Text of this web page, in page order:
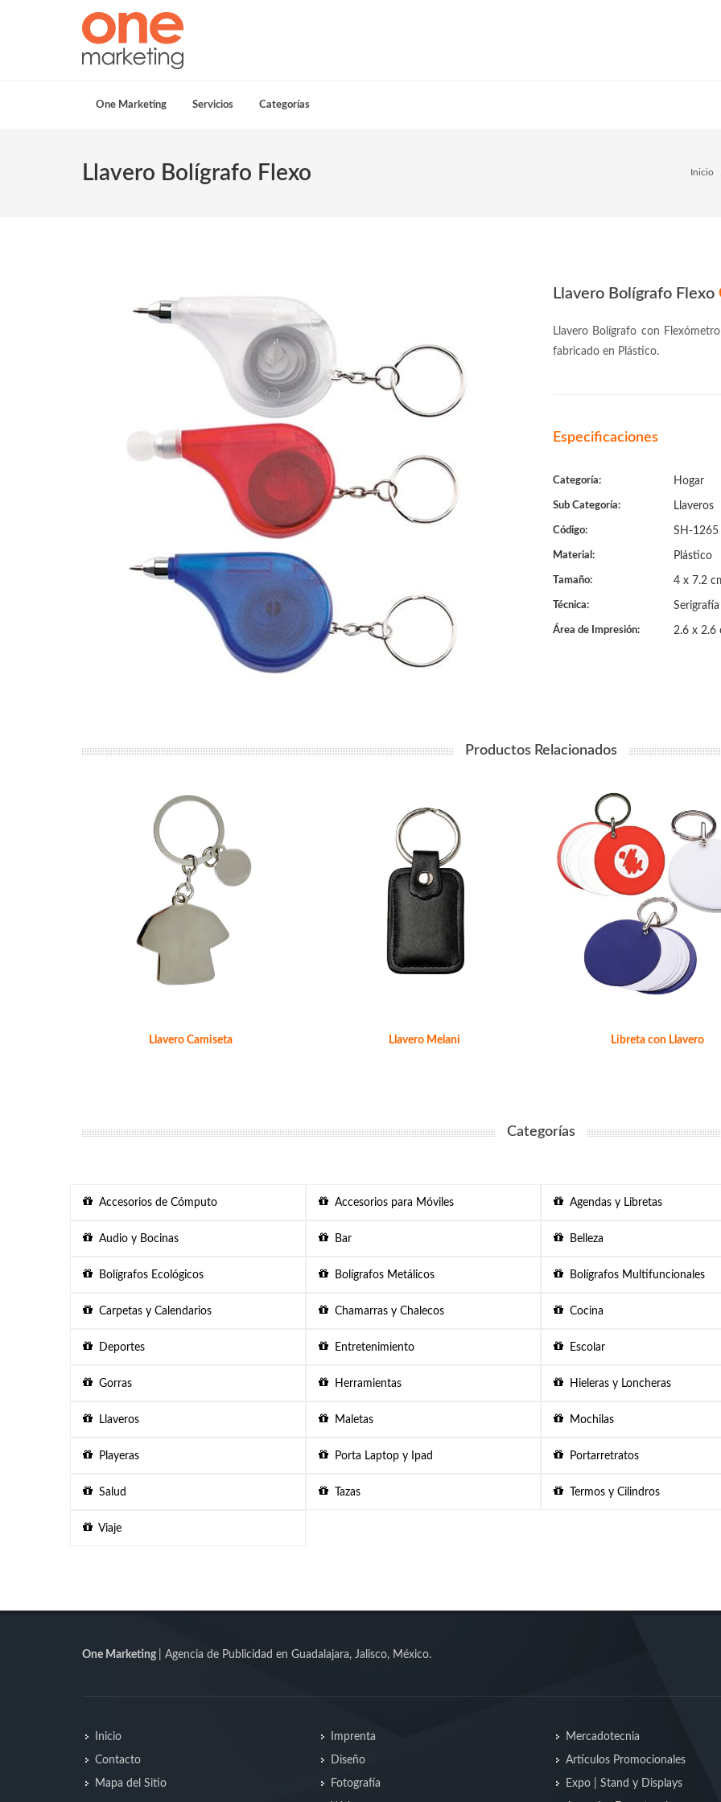
One Marketing Servicios Categorías
Llavero Bolígrafo Flexo Inicio
Llavero Bolígrafo Flexo
Llavero Bolígrafo con
fabricado en Plástico.
Especificaciones
Categoría: Hogar
Sub Categoría: Llaveros
Código: SH-1265
Material: Plástico
Tamaño: 4 x 7.2
Técnica: Serigrafía
Área de Impresión: 2.6 x 2.6
Productos Relacionados
Llavero Camiseta Llavero Melani Libreta con Llavero
Categorías
Accesorios de Cómputo Accesorios para Móviles Agendas y Libretas
Audio y Bocinas Bar Belleza
Bolígrafos Ecológicos Bolígrafos Metálicos Bolígrafos Multifuncionales
Carpetas y Calendarios Chamarras y Chalecos Cocina
Deportes Entretenimiento Escolar
Gorras Herramientas Hieleras y Loncheras
Llaveros Maletas Mochilas
Playeras Porta Laptop y Ipad Portarretratos
Salud Tazas Termos y Cilindros
Viaje
One Marketing | Agencia de Publicidad en Guadalajara, Jalisco, México.
Inicio
Contacto
Mapa del Sitio
Imprenta
Diseño
Fotografía
Mercadotecnia
Artículos Promocionales
Expo | Stand y Displays